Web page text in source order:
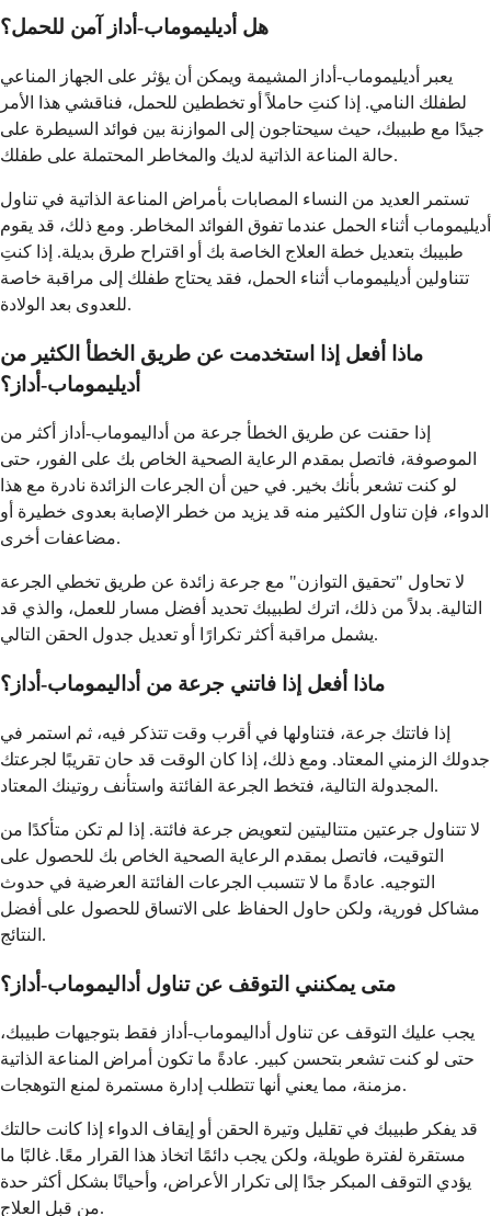
هل أديليموماب-أداز آمن للحمل؟
يعبر أديليموماب-أداز المشيمة ويمكن أن يؤثر على الجهاز المناعي
لطفلك النامي. إذا كنتِ حاملاً أو تخططين للحمل، فناقشي هذا الأمر
جيدًا مع طبيبك، حيث سيحتاجون إلى الموازنة بين فوائد السيطرة على
حالة المناعة الذاتية لديك والمخاطر المحتملة على طفلك.
تستمر العديد من النساء المصابات بأمراض المناعة الذاتية في تناول
أديليموماب أثناء الحمل عندما تفوق الفوائد المخاطر. ومع ذلك، قد يقوم
طبيبك بتعديل خطة العلاج الخاصة بك أو اقتراح طرق بديلة. إذا كنتِ
تتناولين أديليموماب أثناء الحمل، فقد يحتاج طفلك إلى مراقبة خاصة
للعدوى بعد الولادة.
ماذا أفعل إذا استخدمت عن طريق الخطأ الكثير من
أديليموماب-أداز؟
إذا حقنت عن طريق الخطأ جرعة من أداليموماب-أداز أكثر من
الموصوفة، فاتصل بمقدم الرعاية الصحية الخاص بك على الفور، حتى
لو كنت تشعر بأنك بخير. في حين أن الجرعات الزائدة نادرة مع هذا
الدواء، فإن تناول الكثير منه قد يزيد من خطر الإصابة بعدوى خطيرة أو
مضاعفات أخرى.
لا تحاول "تحقيق التوازن" مع جرعة زائدة عن طريق تخطي الجرعة
التالية. بدلاً من ذلك، اترك لطبيبك تحديد أفضل مسار للعمل، والذي قد
يشمل مراقبة أكثر تكرارًا أو تعديل جدول الحقن التالي.
ماذا أفعل إذا فاتني جرعة من أداليموماب-أداز؟
إذا فاتتك جرعة، فتناولها في أقرب وقت تتذكر فيه، ثم استمر في
جدولك الزمني المعتاد. ومع ذلك، إذا كان الوقت قد حان تقريبًا لجرعتك
المجدولة التالية، فتخط الجرعة الفائتة واستأنف روتينك المعتاد.
لا تتناول جرعتين متتاليتين لتعويض جرعة فائتة. إذا لم تكن متأكدًا من
التوقيت، فاتصل بمقدم الرعاية الصحية الخاص بك للحصول على
التوجيه. عادةً ما لا تتسبب الجرعات الفائتة العرضية في حدوث
مشاكل فورية، ولكن حاول الحفاظ على الاتساق للحصول على أفضل
النتائج.
متى يمكنني التوقف عن تناول أداليموماب-أداز؟
يجب عليك التوقف عن تناول أداليموماب-أداز فقط بتوجيهات طبيبك،
حتى لو كنت تشعر بتحسن كبير. عادةً ما تكون أمراض المناعة الذاتية
مزمنة، مما يعني أنها تتطلب إدارة مستمرة لمنع التوهجات.
قد يفكر طبيبك في تقليل وتيرة الحقن أو إيقاف الدواء إذا كانت حالتك
مستقرة لفترة طويلة، ولكن يجب دائمًا اتخاذ هذا القرار معًا. غالبًا ما
يؤدي التوقف المبكر جدًا إلى تكرار الأعراض، وأحيانًا بشكل أكثر حدة
من قبل العلاج.